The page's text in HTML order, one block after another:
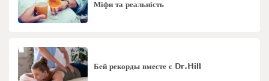
Міфи та реальність
Бей рекорды вместе с Dr.Hill